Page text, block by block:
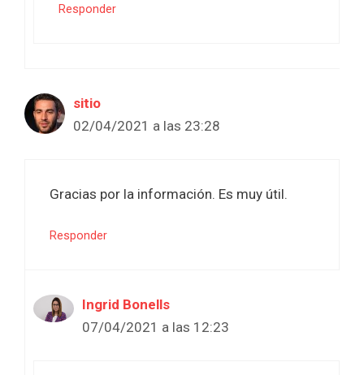
Responder
sitio
02/04/2021 a las 23:28
Gracias por la información. Es muy útil.
Responder
Ingrid Bonells
07/04/2021 a las 12:23